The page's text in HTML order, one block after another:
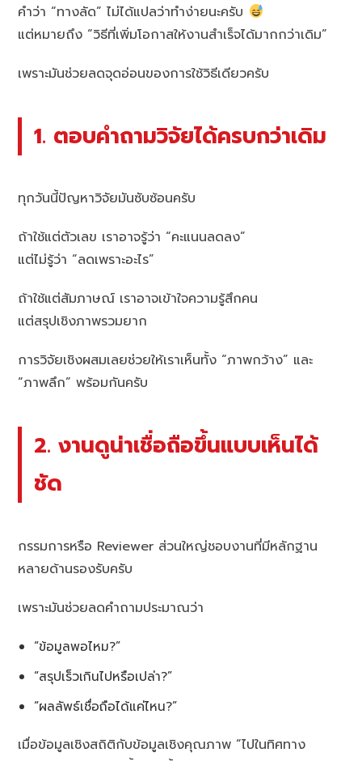
คำว่า “ทางลัด” ไม่ได้แปลว่าทำง่ายนะครับ
แต่หมายถึง “วิธีที่เพิ่มโอกาสให้งานสำเร็จได้มากกว่าเดิม”
เพราะมันช่วยลดจุดอ่อนของการใช้วิธีเดียวครับ
1. ตอบคำถามวิจัยได้ครบกว่าเดิม
ทุกวันนี้ปัญหาวิจัยมันซับซ้อนครับ
ถ้าใช้แต่ตัวเลข เราอาจรู้ว่า “คะแนนลดลง”
แต่ไม่รู้ว่า “ลดเพราะอะไร”
ถ้าใช้แต่สัมภาษณ์ เราอาจเข้าใจความรู้สึกคน
แต่สรุปเชิงภาพรวมยาก
การวิจัยเชิงผสมเลยช่วยให้เราเห็นทั้ง “ภาพกว้าง” และ
“ภาพลึก” พร้อมกันครับ
2. งานดูน่าเชื่อถือขึ้นแบบเห็นได้
ชัด
กรรมการหรือ Reviewer ส่วนใหญ่ชอบงานที่มีหลักฐาน
หลายด้านรองรับครับ
เพราะมันช่วยลดคำถามประมาณว่า
“ข้อมูลพอไหม?”
“สรุปเร็วเกินไปหรือเปล่า?”
“ผลลัพธ์เชื่อถือได้แค่ไหน?”
เมื่อข้อมูลเชิงสถิติกับข้อมูลเชิงคุณภาพ “ไปในทิศทาง